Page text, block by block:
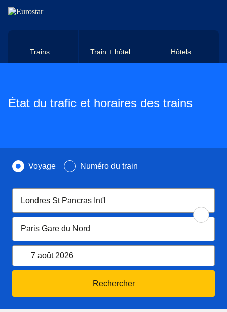
Aller au contenu principal
Trains Train + hôtel Hôtels
État du trafic et horaires des trains
Recherchez par
Voyage Numéro du train
7 août 2026Ouvrir le calendrier
Rechercher